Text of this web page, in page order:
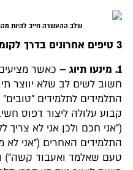
שלב ההעשרה חייב להיות
3 טיפים אחרונים בדרך לקומפקטיזציה
1. מינעו תיוג –
כאשר
חשוב לשים לב שלא יווצר
התלמידים לתלמידים
קבוע עלולה ליצור דפוס
("אני חכם ולכן אני לא צריך
התלמידים האחרים ("אני לא
טעם שאלמד ואעבוד קשה")